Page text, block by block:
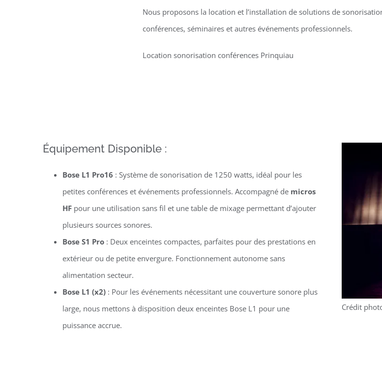
Nous proposons la location et l’installation de solutions de
conférences, séminaires et autres événements professionnels.
Location sonorisation conférences Prinquiau
Équipement Disponible :
Bose L1 Pro16 : Système de sonorisation de 1250 watts, idéal pour les
petites conférences et événements professionnels. Accompagné de micros
HFpour une utilisation sans fil et une table de mixage permettant d’ajouter
plusieurs sources sonores.
Bose S1 Pro: Deux enceintes compactes, parfaites pour des prestations en
extérieur ou de petite envergure. Fonctionnement autonome sans
alimentation secteur.
Bose L1 (x2): Pour les événements nécessitant une couverture sonore plus
large, nous mettons à disposition deux enceintes Bose L1 pour une
puissance accrue.
Crédit